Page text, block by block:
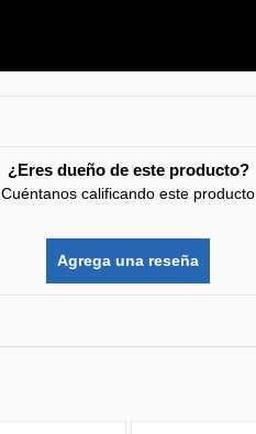
¿Eres dueño de este producto?
Cuéntanos calificando este producto
Agrega una reseña